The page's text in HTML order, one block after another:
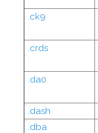
.ck9
.crds
.da0
.dash
.dba